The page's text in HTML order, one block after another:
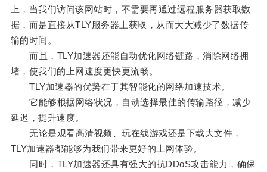
上，当我们访问该网站时，不需要再通过远程服务器获取数
据，而是直接从TLY服务器上获取，从而大大减少了数据传
输的时间。
而且，TLY加速器还能自动优化网络链路，消除网络拥
堵，使我们的上网速度更快更流畅。
TLY加速器的优势在于其智能化的网络加速技术。
它能够根据网络状况，自动选择最佳的传输路径，减少
延迟，提升速度。
无论是观看高清视频、玩在线游戏还是下载大文件，
TLY加速器都能够为我们带来更好的上网体验。
同时，TLY加速器还具有强大的抗DDoS攻击能力，确保